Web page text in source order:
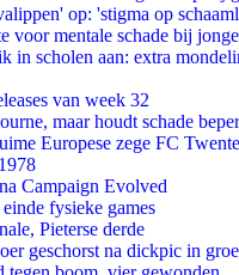
op: 'stigma op
voor mentale schade bij
in scholen aan: extra
van week 32
maar houdt schade
Europese zege FC Twente
Campaign Evolved
fysieke games
Pieterse derde
geschorst na dickpic in